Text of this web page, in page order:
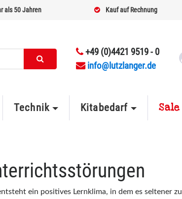
als 50 Jahren Kauf auf Rechnung
+49 (0)4421 9519 - 0
info@lutzlanger.de
Technik Kitabedarf Sale
ein positives Lernklima, in dem es seltener zu